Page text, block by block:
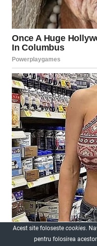
Acest site foloseste cookies.
pentru folosirea